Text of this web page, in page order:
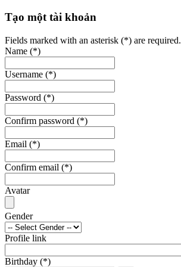
Tạo một tài khoản
Fields marked with an asterisk (*) are required.
Name (*)
Username (*)
Password (*)
Confirm password (*)
Email (*)
Confirm email (*)
Avatar
Gender
Profile link
Birthday (*)